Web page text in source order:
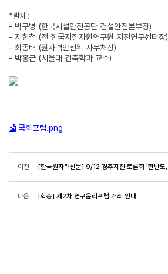
*발제:
- 박구병 (한국시설안전공단 건설안전본부장)
- 지헌철 (전 한국지질자원연구원 지진연구센터장)
- 최종배 (원자력안전위 사무처장)
- 박홍근 (서울대 건축학과 교수)
국회포럼.png
이전
다음 [학총] 제2차 연구윤리포럼 개최 안내